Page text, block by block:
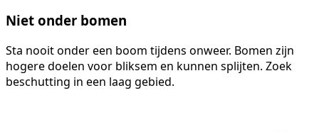
Niet onder bomen
Sta nooit onder een boom tijdens onweer. Bomen zijn
hogere doelen voor bliksem en kunnen splijten. Zoek
beschutting in een laag gebied.